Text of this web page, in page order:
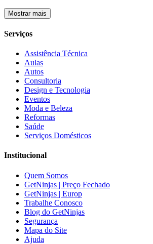
Mostrar mais
Serviços
Assistência Técnica
Aulas
Autos
Consultoria
Design e Tecnologia
Eventos
Moda e Beleza
Reformas
Saúde
Serviços Domésticos
Institucional
Quem Somos
GetNinjas | Preço Fechado
GetNinjas | Europ
Trabalhe Conosco
Blog do GetNinjas
Segurança
Mapa do Site
Ajuda